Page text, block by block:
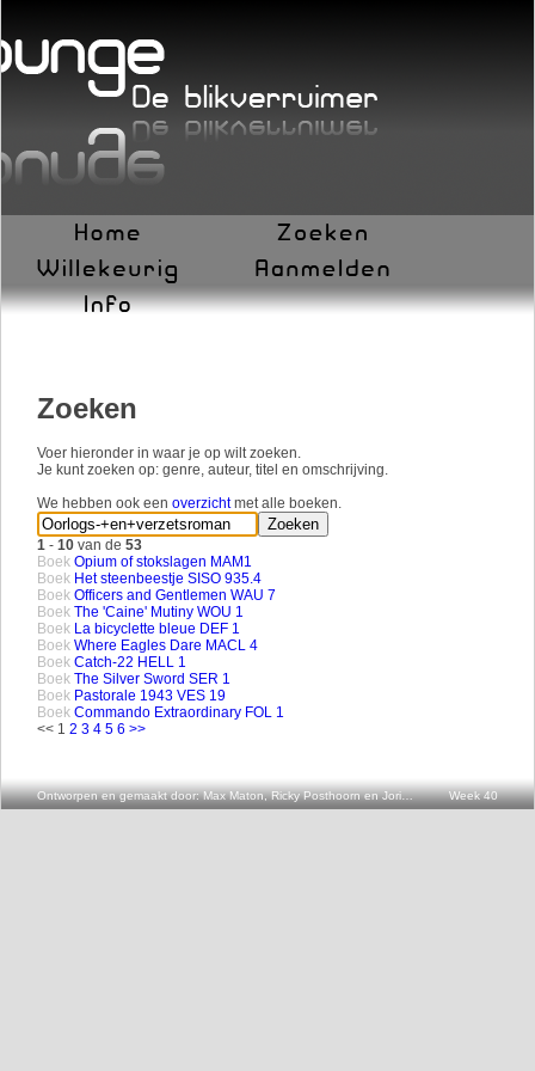
Zoeken
Voer hieronder in waar je op wilt zoeken.
Je kunt zoeken op: genre, auteur, titel en omschrijving.
We hebben ook een overzichtmet alle boeken.
1 - 10 van de 53
Boek Opium of stokslagen MAM1
Boek Het steenbeestje SISO 935.4
Boek Officers and Gentlemen WAU 7
Boek The 'Caine' Mutiny WOU 1
Boek La bicyclette bleue DEF 1
Boek Where Eagles Dare MACL 4
Boek Catch-22 HELL 1
Boek The Silver Sword SER 1
Boek Pastorale 1943 VES 19
Boek Commando Extraordinary FOL 1
<< 1 2 3 4 5 6 >>
Ontworpen en gemaakt door: Max Maton, Ricky Posthoorn en Joris v.d. Oever Week 40